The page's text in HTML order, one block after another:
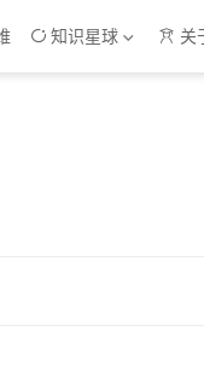
知识星球 关